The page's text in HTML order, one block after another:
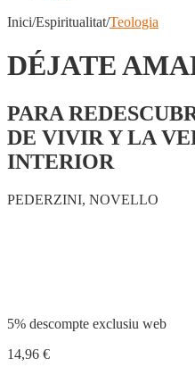
Inici/Espiritualitat/Teologia
DÉJATE
PARA
DE VIVIR Y LA
INTERIOR
PEDERZINI, NOVELLO
5% descompte exclusiu web
14,96 €